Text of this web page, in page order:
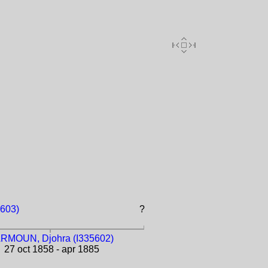
?
Djohra (I335602)
27 oct 1858 - apr 1885